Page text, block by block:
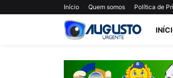
Início Quem somos Política de